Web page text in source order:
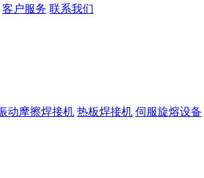
客户服务 联系我们
动摩擦焊接机 热板焊接机 伺服旋熔设备